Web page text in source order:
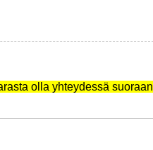
olla yhteydessä suoraan